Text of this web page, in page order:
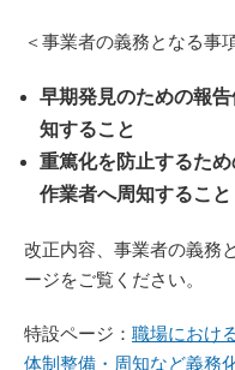
＜事業者の義務となる事
早期発見のための報
知すること
重篤化を防止するた
作業者へ周知すること
改正内容、事業者の義務
ージをご覧ください。
特設ページ： 職場におけ
体制整備・周知など義務